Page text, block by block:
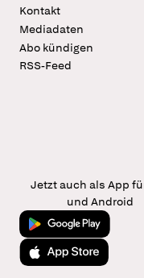
Kontakt
Mediadaten
Abo kündigen
RSS-Feed
Jetzt auch als App
und Android
Jetzt bei Google Play
Laden im App Store